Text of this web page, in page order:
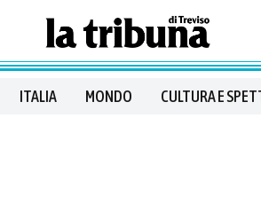
ITALIA MONDO CULTURA E